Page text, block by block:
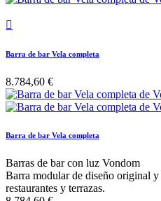

Barra de bar Vela completa
8.784,60 €
Barra de bar Vela completa
Barras de bar con luz Vondom
Barra modular de diseño original y
restaurantes y terrazas.